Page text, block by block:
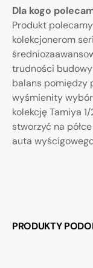
Dla kogo
Produkt
kolekcjonerom
trudności
balans pomiędzy
wyśmienity
kolekcję Tamiya
stworzyć na
auta
PRODUKTY